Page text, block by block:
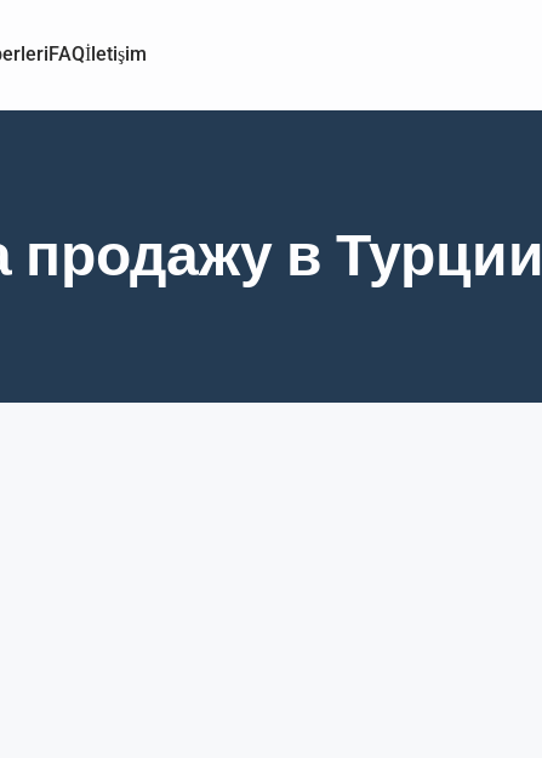
FAQİletişim
продажу в Турции